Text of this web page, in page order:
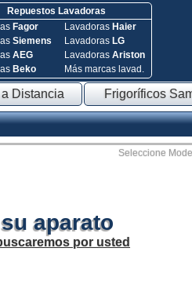
Repuestos Lavadoras
Fagor
Siemens
AEG
Beko
Lavadoras Haier
Lavadoras LG
Lavadoras Ariston
Más marcas lavad.
Distancia Frigoríficos
Seleccione
aparato
por usted